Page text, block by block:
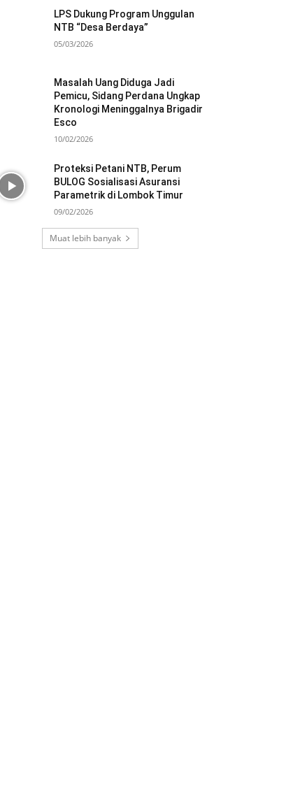
LPS Dukung Program Unggulan
NTB “Desa Berdaya”
05/03/2026
Masalah Uang Diduga Jadi
Pemicu, Sidang Perdana Ungkap
Kronologi Meninggalnya Brigadir
Esco
10/02/2026
Proteksi Petani NTB, Perum
BULOG Sosialisasi Asuransi
Parametrik di Lombok Timur
09/02/2026
Muat lebih banyak